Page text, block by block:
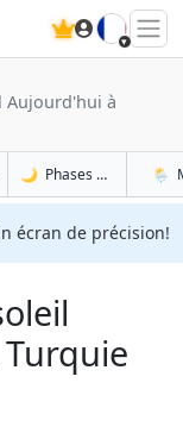
🇫🇷
Aujourd'hui à
à
🌙 Phases de la Lune à
🌦️
écran de précision!